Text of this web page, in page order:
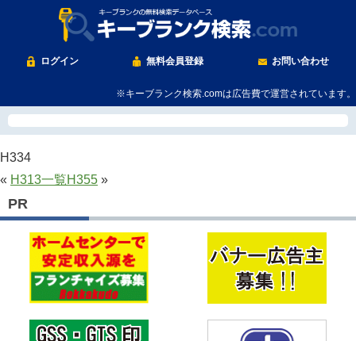
ログイン 無料会員登録 お問い合わせ
※キーブランク検索.comは広告費で運営されています。
H334
« H313一覧H355 »
PR